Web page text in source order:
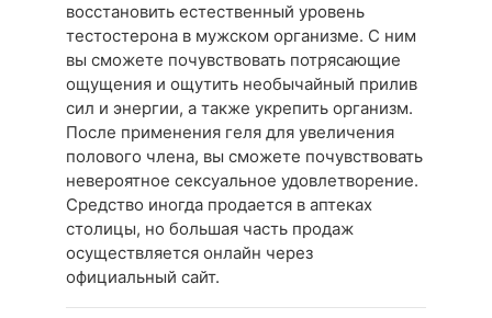
восстановить естественный уровень
тестостерона в мужском организме. С ним
вы сможете почувствовать потрясающие
ощущения и ощутить необычайный прилив
сил и энергии, а также укрепить организм.
После применения геля для увеличения
полового члена, вы сможете почувствовать
невероятное сексуальное удовлетворение.
Средство иногда продается в аптеках
столицы, но большая часть продаж
осуществляется онлайн через
официальный сайт.